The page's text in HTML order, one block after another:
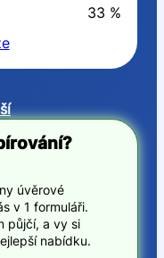
33 %
úvěrové
v 1 formuláři.
půjčí, a vy si
nabídku.